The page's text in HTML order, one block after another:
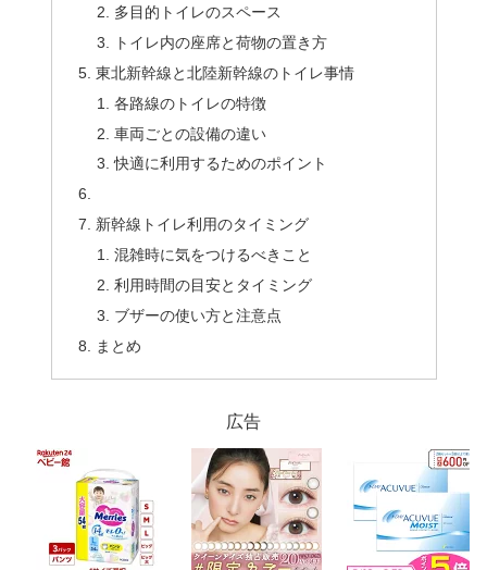
多目的トイレのスペース
トイレ内の座席と荷物の置き方
東北新幹線と北陸新幹線のトイレ事情
各路線のトイレの特徴
車両ごとの設備の違い
快適に利用するためのポイント
新幹線トイレ利用のタイミング
混雑時に気をつけるべきこと
利用時間の目安とタイミング
ブザーの使い方と注意点
まとめ
広告